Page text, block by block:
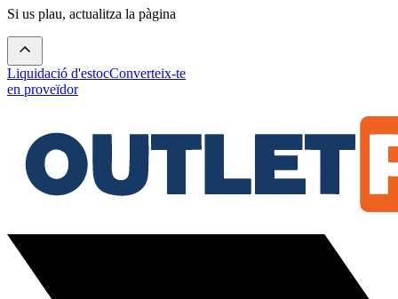
Si us plau, actualitza la pàgina
Liquidació d'estocConverteix-te
en proveïdor